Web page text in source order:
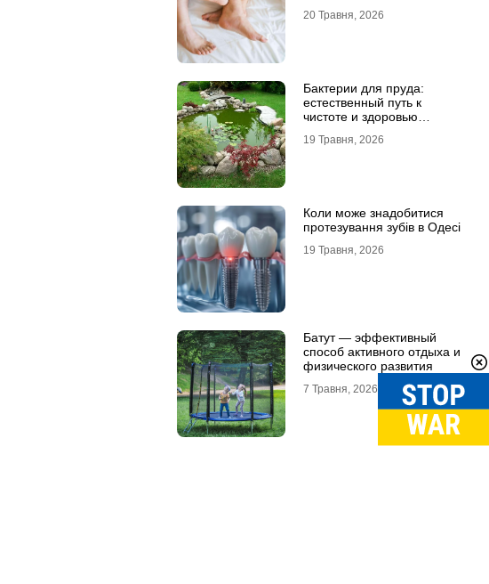
20 Травня, 2026
Бактерии для пруда:
естественный путь к
чистоте и здоровью
19 Травня, 2026
Коли може знадобитися
протезування зубів в Одесі
19 Травня, 2026
Батут — эффективный
способ активного отдыха и
физического развития
7 Травня, 2026